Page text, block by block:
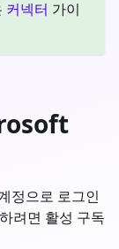
커넥터 가이
정으로 로그인
려면 활성 구독